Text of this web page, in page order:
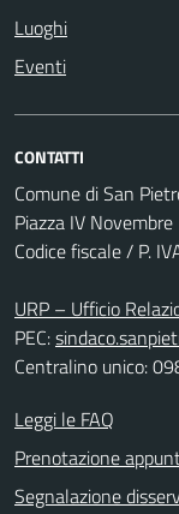
Luoghi
Eventi
CONTATTI
Comune di San
Piazza IV Novembre
Codice fiscale / P.
URP – Ufficio
PEC:
Centralino unico:
Leggi le FAQ
Prenotazione
Segnalazione